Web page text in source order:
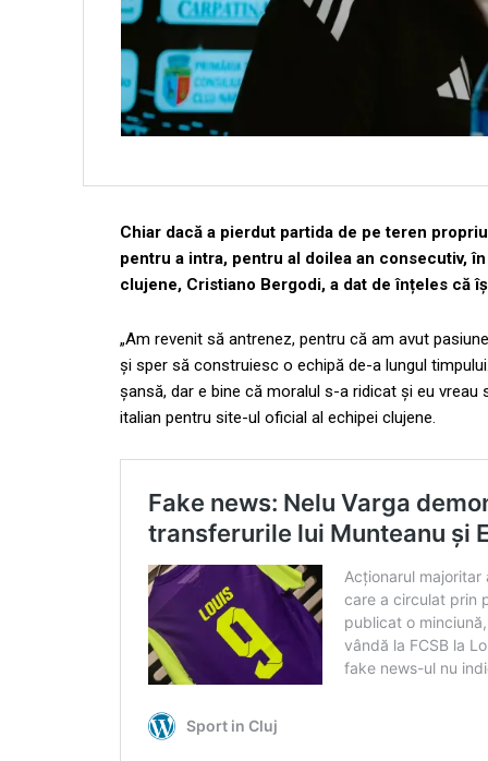
Chiar dacă a pierdut partida de pe teren
pentru a intra, pentru al doilea an consecutiv,
clujene, Cristiano Bergodi, a dat de înțeles că
„Am revenit să antrenez, pentru că am avut
și sper să construiesc o echipă de-a lungul
șansă, dar e bine că moralul s-a ridicat și eu vreau
italian pentru site-ul oficial al echipei clujene.